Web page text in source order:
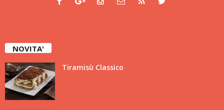
NOVITA'
Tiramisù Classico